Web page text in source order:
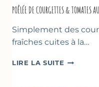
POÊLÉE DE COURGETTES & TOMATES
Simplement des
fraîches cuites à la…
LIRE LA SUITE POÊLÉE